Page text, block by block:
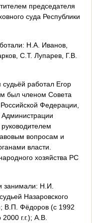
председателя
суда Республики
Н.А. Иванов,
С.Т. Лупарев, Г.В.
работал Егор
был членом Совета
Федерации,
вопросам и
власти.
хозяйства РС
занимали: Н.И.
Назаровского
В.П. Фёдоров (с 1992
г.г.); А.В.